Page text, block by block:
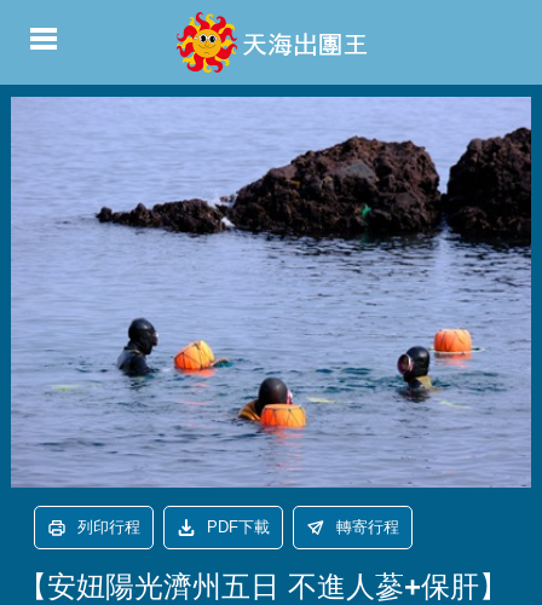
列印行程 PDF下載 轉寄行程
【安妞陽光濟州五日 不進人蔘+保肝】